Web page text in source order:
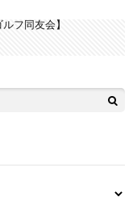
フ同友会】